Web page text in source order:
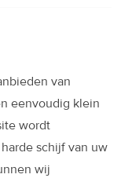
van
eenvoudig klein
wordt
schijf van uw
wij